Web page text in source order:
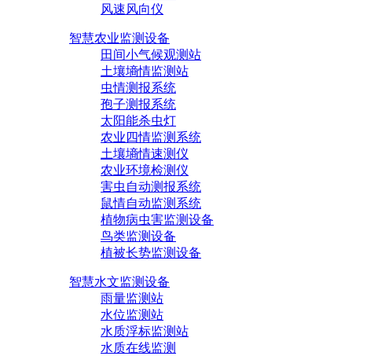
风速风向仪
智慧农业监测设备
田间小气候观测站
土壤墒情监测站
虫情测报系统
孢子测报系统
太阳能杀虫灯
农业四情监测系统
土壤墒情速测仪
农业环境检测仪
害虫自动测报系统
鼠情自动监测系统
植物病虫害监测设备
鸟类监测设备
植被长势监测设备
智慧水文监测设备
雨量监测站
水位监测站
水质浮标监测站
水质在线监测